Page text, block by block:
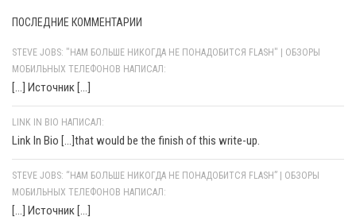
ПОСЛЕДНИЕ КОММЕНТАРИИ
STEVE JOBS: "НАМ БОЛЬШЕ НИКОГДА НЕ ПОНАДОБИТСЯ FLASH" | ОБЗОРЫ
МОБИЛЬНЫХ ТЕЛЕФОНОВ НАПИСАЛ:
[…] Источник […]
LINK IN BIO НАПИСАЛ:
Link In Bio [...]that would be the finish of this write-up.
STEVE JOBS: “НАМ БОЛЬШЕ НИКОГДА НЕ ПОНАДОБИТСЯ FLASH” | ОБЗОРЫ
МОБИЛЬНЫХ ТЕЛЕФОНОВ НАПИСАЛ:
[…] Источник […]